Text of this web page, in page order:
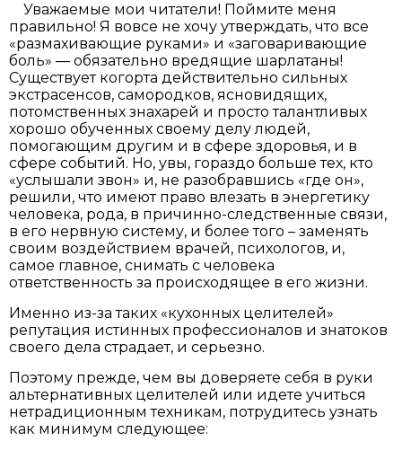
Уважаемые мои читатели! Поймите меня
правильно! Я вовсе не хочу утверждать, что все
«размахивающие руками» и «заговаривающие
боль» — обязательно вредящие шарлатаны!
Существует когорта действительно сильных
экстрасенсов, самородков, ясновидящих,
потомственных знахарей и просто талантливых
хорошо обученных своему делу людей,
помогающим другим и в сфере здоровья, и в
сфере событий. Но, увы, гораздо больше тех, кто
«услышали звон» и, не разобравшись «где он»,
решили, что имеют право влезать в энергетику
человека, рода, в причинно-следственные связи,
в его нервную систему, и более того – заменять
своим воздействием врачей, психологов, и,
самое главное, снимать с человека
ответственность за происходящее в его жизни.
Именно из-за таких «кухонных целителей»
репутация истинных профессионалов и знатоков
своего дела страдает, и серьезно.
Поэтому прежде, чем вы доверяете себя в руки
альтернативных целителей или идете учиться
нетрадиционным техникам, потрудитесь узнать
как минимум следующее: